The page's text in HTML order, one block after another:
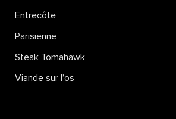
Entrecôte
Parisienne
Steak Tomahawk
Viande sur l’os